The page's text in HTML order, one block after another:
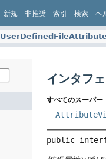
新規 非推奨 索引 検索 ヘ
インタ
すべてのスーパー
public